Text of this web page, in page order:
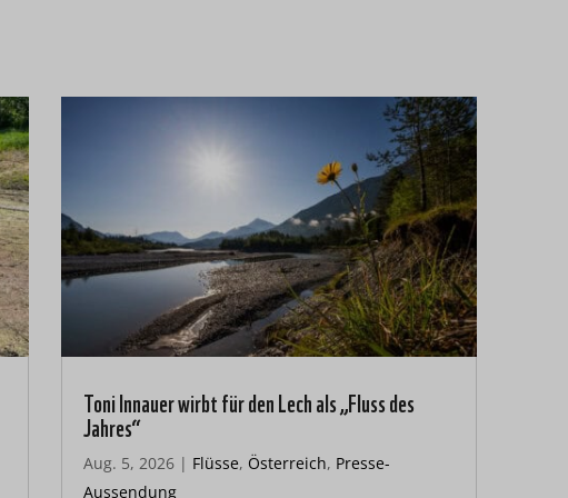
Toni Innauer wirbt für den Lech als „Fluss des
Jahres“
Aug. 5, 2026| Flüsse, Österreich, Presse-
Aussendung